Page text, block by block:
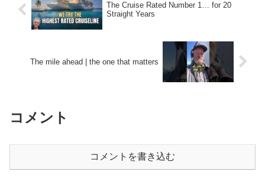
The Cruise Rated Number 1… for 20
Straight Years
The mile ahead | the one that matters
コメント
コメントを書き込む